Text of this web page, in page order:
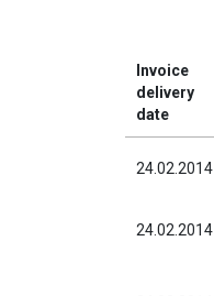
Invoice
delivery
date
24.02.2014
24.02.2014